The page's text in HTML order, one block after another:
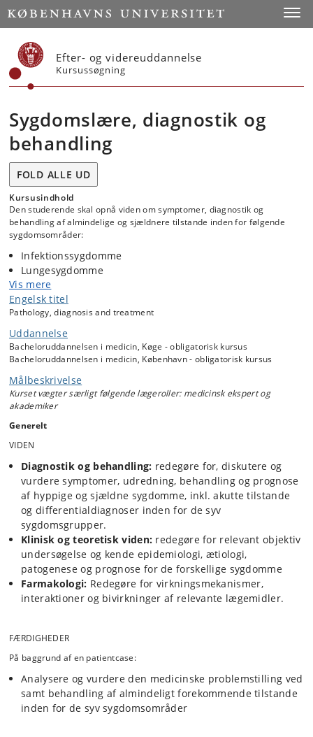
Start
Efter- og videreuddannelse
Kursussøgning
Sygdomslære, diagnostik og
behandling
FOLD ALLE UD
Kursusindhold
Den studerende skal opnå viden om symptomer, diagnostik og
behandling af almindelige og sjældnere tilstande inden for følgende
sygdomsområder:
Infektionssygdomme
Lungesygdomme
Endokrinologi
Urologi
Nefrologi
Reumatologi
Ortopædkirurg
Den studerende skal også forstå de patoanatomiske forandringer og
de patofysiologiske mekanismer, der ligger til grund for disse
sygdomme. Ligesom de studerende skal opnå viden om farmakologisk
farmakologi.
Vis mere
Engelsk titel
Pathology, diagnosis and treatment
Uddannelse
Bacheloruddannelsen i medicin, Køge - obligatorisk kursus
Bacheloruddannelsen i medicin, København - obligatorisk kursus
Målbeskrivelse
Kurset vægter særligt følgende lægeroller: medicinsk ekspert og
akademiker
Generelt
VIDEN
Diagnostik og behandling: redegøre for, diskutere og
vurdere symptomer, udredning, behandling og prognose
af hyppige og sjældne sygdomme, inkl. akutte tilstande
og differentialdiagnoser inden for de syv
sygdomsgrupper.
Klinisk og teoretisk viden: redegøre for relevant objektiv
undersøgelse og kende epidemiologi, ætiologi,
patogenese og prognose for de forskellige sygdomme
Farmakologi: Redegøre for virkningsmekanismer,
interaktioner og bivirkninger af relevante lægemidler.
FÆRDIGHEDER
På baggrund af en patientcase:
Analysere og vurdere den medicinske problemstilling ved
samt behandling af almindeligt forekommende tilstande
inden for de syv sygdomsområder